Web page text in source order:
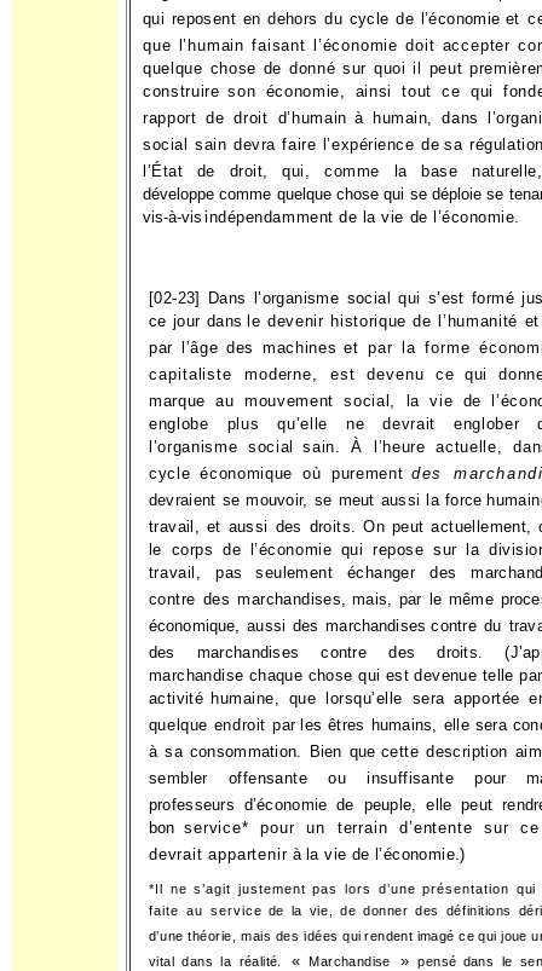
qui reposent en dehors du cycle de l’économie et
que l’humain faisant l’économie doit accepter
quelque chose de donné sur quoi il peut
construire son économie, ainsi tout ce qui
rapport de droit d’humain à humain, dans
social sain devra faire l’expérience de sa
l’État de droit, qui, comme la base
développe comme quelque chose qui se déploie se
vis-à-vis indépendamment de la vie de l’économie.
[02-23] Dans l’organisme social qui s’est formé
ce jour dans le devenir historique de l’humanité
par l’âge des machines et par la forme
capitaliste moderne, est devenu ce qui
marque au mouvement social, la vie de
englobe plus qu’elle ne devrait englober
l’organisme social
sain. À l’heure actuelle,
cycle économique où purement des
devraient se mouvoir, se meut aussi la force
travail, et aussi des droits. On peut actuellement,
le corps de l’économie qui repose sur la
travail, pas
seulement échanger des
contre des marchandises,
mais, par le même
économique, aussi des marchandises contre du
des marchandises contre des droits.
marchandise chaque chose qui est devenue telle
activité humaine, que lorsqu’elle sera apportée
quelque endroit par les êtres humains, elle sera
à sa consommation. Bien que cette description
sembler offensante ou insuffisante pour
professeurs d’économie de peuple, elle peut
bon service* pour un terrain d’entente sur
devrait appartenir à la vie de l’économie.)
*Il ne s’agit justement pas lors d’une présentation qui
faite au service de la vie, de donner des définitions
d’une théorie, mais des idées qui rendent imagé ce qui joue
vital dans la réalité.
« Marchandise » pensé dans le